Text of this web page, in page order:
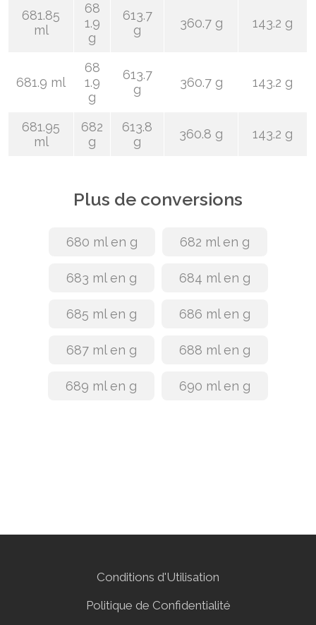
681.85
ml
68
1.9
g
613.7
g
360.7 g 143.2 g
681.9 ml
68
1.9
g
613.7
g
360.7 g 143.2 g
681.95
ml
682
g
613.8
g
360.8 g 143.2 g
Plus de conversions
680 ml en g 682 ml en g
683 ml en g 684 ml en g
685 ml en g 686 ml en g
687 ml en g 688 ml en g
689 ml en g 690 ml en g
Conditions d'Utilisation
Politique de Confidentialité